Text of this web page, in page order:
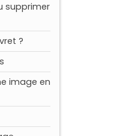
supprimer
?
image en